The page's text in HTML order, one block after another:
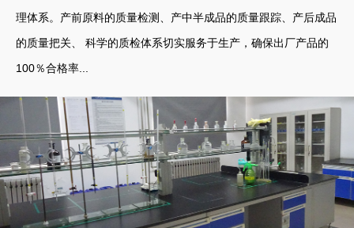
理体系。产前原料的质量检测、产中半成品的质量跟踪、产后成品
的质量把关、 科学的质检体系切实服务于生产，确保出厂产品的
100％合格率...